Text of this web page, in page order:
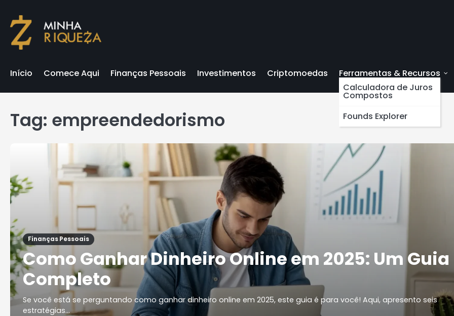
content
Início Comece Aqui Finanças Pessoais Investimentos Criptomoedas
Ferramentas & Recursos
Calculadora de Juros
Compostos
Founds Explorer
Tag: empreendedorismo
Finanças Pessoais
Como Ganhar Dinheiro Online em 2025: Um Guia
Completo
Se você está se perguntando como ganhar dinheiro online em 2025, este guia é para você! Aqui, apresento seis
estratégias…